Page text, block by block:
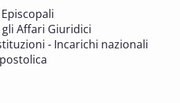
DI CULTO
Affari Giuridici
- Incarichi nazionali